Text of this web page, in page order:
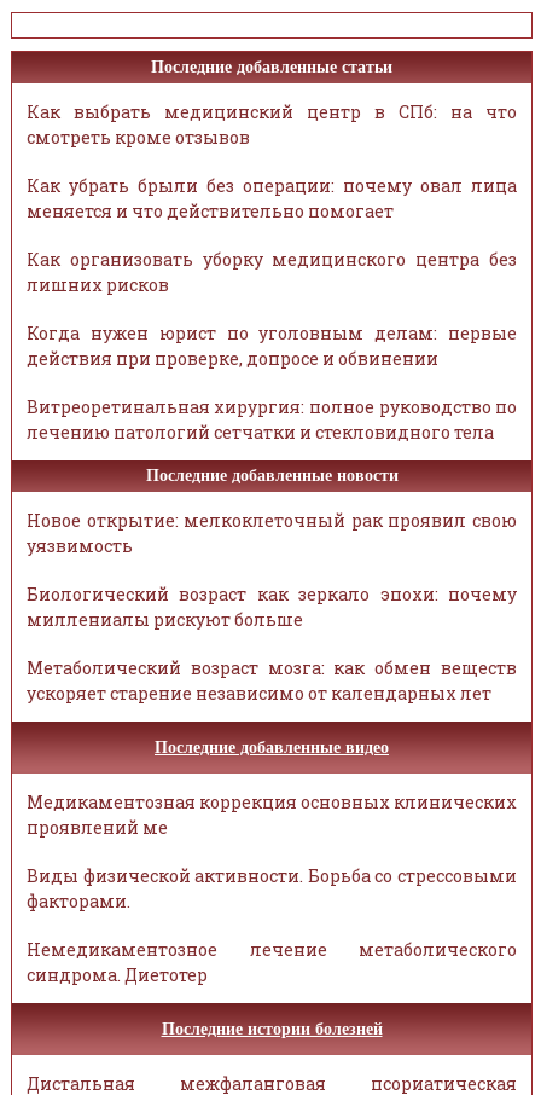
Последние добавленные статьи
Как выбрать медицинский центр в СПб: на что
смотреть кроме отзывов
Как убрать брыли без операции: почему овал лица
меняется и что действительно помогает
Как организовать уборку медицинского центра без
лишних рисков
Когда нужен юрист по уголовным делам: первые
действия при проверке, допросе и обвинении
Витреоретинальная хирургия: полное руководство по
лечению патологий сетчатки и стекловидного тела
Последние добавленные новости
Новое открытие: мелкоклеточный рак проявил свою
уязвимость
Биологический возраст как зеркало эпохи: почему
миллениалы рискуют больше
Метаболический возраст мозга: как обмен веществ
ускоряет старение независимо от календарных лет
Последние добавленные видео
Медикаментозная коррекция основных клинических
проявлений ме
Виды физической активности. Борьба со стрессовыми
факторами.
Немедикаментозное лечение метаболического
синдрома. Диетотер
Последние истории болезней
Дистальная межфаланговая псориатическая